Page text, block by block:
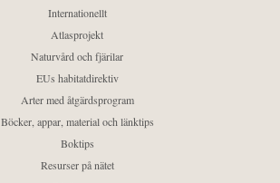
Internationellt
Atlasprojekt
Naturvård och fjärilar
EUs habitatdirektiv
Arter med åtgärdsprogram
Böcker, appar, material och länktips
Boktips
Resurser på nätet